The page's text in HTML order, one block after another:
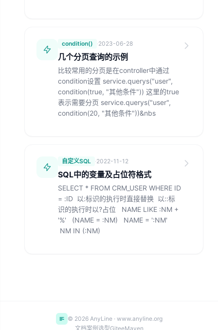
condition() ·2023-06-28
几个分页查询的示例
比较常用的分页是在controller中通过
condition设置 service.querys("user",
condition(true, "其他条件")) 这里的true
表示需要分页 service.querys("user",
condition(20, "其他条件"))&nbs
自定义SQL ·2022-11-12
SQL中的变量及占位符格式
SELECT * FROM CRM_USER WHERE ID
= :ID 以:标识的执行时直接替换 以::标
识的执行时以?占位 NAME LIKE :NM +
'%' (NAME = :NM) NAME = ':NM'
NM IN (:NM)
© 2026 AnyLine · www.anyline.org
文档案例 选型GiteeMaven